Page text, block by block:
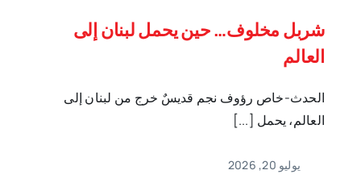
شربل مخلوف… حين يحمل لبنان إلى
العالم
الحدث-خاص رؤوف نجم قديسٌ خرج من لبنان إلى
العالم، يحمل [...]
يوليو 20, 2026